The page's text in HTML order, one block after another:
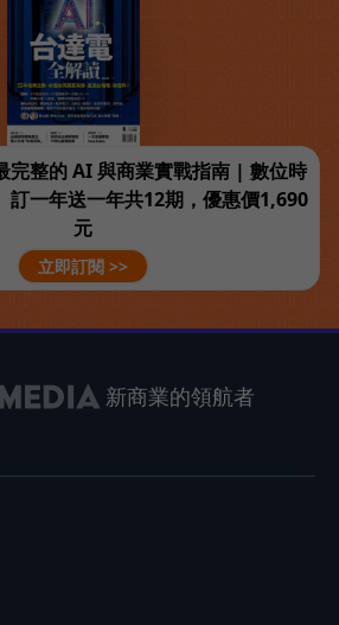
完整的 AI 與商業實戰指南 | 數位時
訂一年送一年共12期，優惠價1,690
元
立即訂閱 >>
新商業的領航者